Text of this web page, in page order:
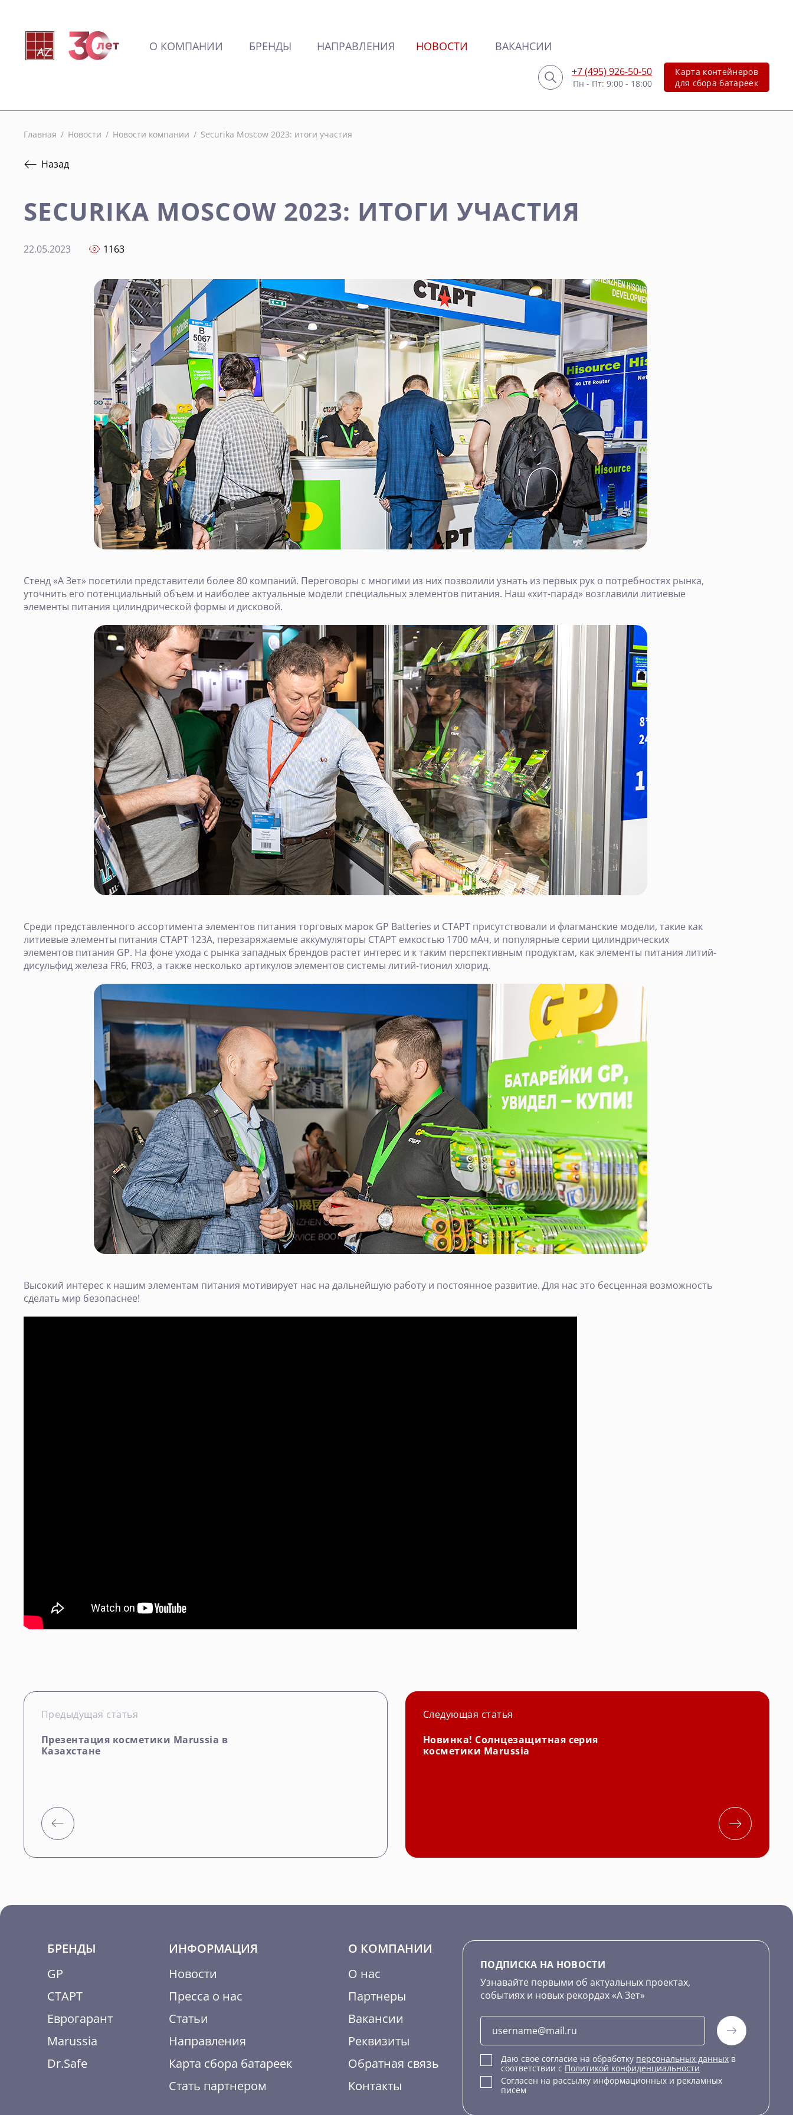
О КОМПАНИИ БРЕНДЫ НАПРАВЛЕНИЯ НОВОСТИ ВАКАНСИИ
+7 (495) 926-50-50
Пн - Пт: 9:00 - 18:00
Карта контейнеров
для сбора батареек
Главная / Новости / Новости компании / Securika Moscow 2023: итоги участия
Назад
SECURIKA MOSCOW 2023: ИТОГИ УЧАСТИЯ
22.05.2023 1163
Стенд «А Зет» посетили представители более 80 компаний. Переговоры с многими из них позволили узнать из первых рук о потребностях рынка,
уточнить его потенциальный объем и наиболее актуальные модели специальных элементов питания. Наш «хит-парад» возглавили литиевые
элементы питания цилиндрической формы и дисковой.
Среди представленного ассортимента элементов питания торговых марок GP Batteries и СТАРТ присутствовали и флагманские модели, такие как
литиевые элементы питания СТАРТ 123А, перезаряжаемые аккумуляторы СТАРТ емкостью 1700 мАч, и популярные серии цилиндрических
элементов питания GP. На фоне ухода с рынка западных брендов растет интерес и к таким перспективным продуктам, как элементы питания литий-
дисульфид железа FR6, FR03, а также несколько артикулов элементов системы литий-тионил хлорид.
Высокий интерес к нашим элементам питания мотивирует нас на дальнейшую работу и постоянное развитие. Для нас это бесценная возможность
сделать мир безопаснее!
Предыдущая статья
Презентация косметики Marussia в
Казахстане
Следующая статья
Новинка! Солнцезащитная серия
косметики Marussia
БРЕНДЫ
GP
СТАРТ
Еврогарант
Marussia
Dr.Safe
ИНФОРМАЦИЯ
Новости
Пресса о нас
Статьи
Направления
Карта сбора батареек
Стать партнером
О КОМПАНИИ
О нас
Партнеры
Вакансии
Реквизиты
Обратная связь
Контакты
ПОДПИСКА НА НОВОСТИ
Узнавайте первыми об актуальных проектах,
событиях и новых рекордах «А Зет»
Даю свое согласие на обработку персональных данных в
соответствии с Политикой конфиденциальности
Согласен на рассылку информационных и рекламных
писем